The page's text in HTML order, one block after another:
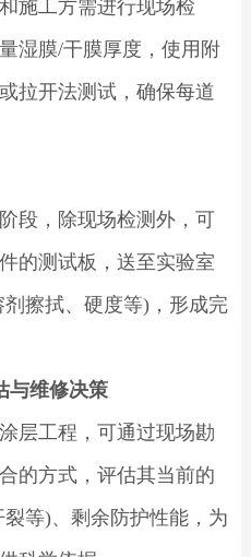
施工方需进行现场检
湿膜/干膜厚度，使用附
拉开法测试，确保每道
段，除现场检测外，可
的测试板，送至实验室
擦拭、硬度等)，形成完
与维修决策
层工程，可通过现场勘
的方式，评估其当前的
等)、剩余防护性能，为